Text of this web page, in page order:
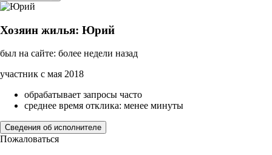
Хозяин жилья: Юрий
был на сайте: более недели назад
участник с мая 2018
обрабатывает запросы часто
среднее время отклика: менее минуты
Сведения об исполнителе
Пожаловаться